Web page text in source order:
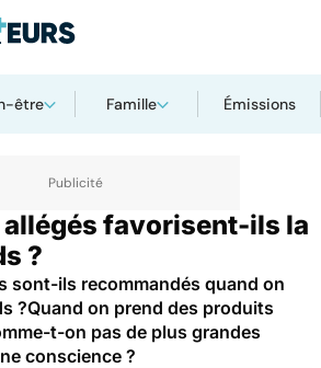
être Famille Émissions
favorisent-ils la
?
sont-ils recommandés quand on
?Quand on prend des produits
t-on pas de plus grandes
conscience ?